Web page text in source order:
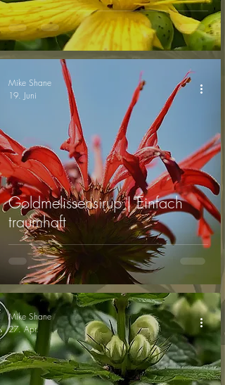
Goldmelissensirup | Einfach
traumhaft
Mike Shane
19. Juni
Mike Shane
27. Apr.